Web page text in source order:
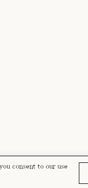
consent to our use